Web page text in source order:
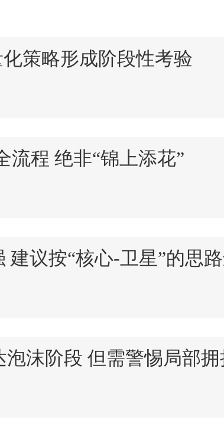
策略形成阶段性考验
流程 绝非“锦上添花”
议按“核心-卫星”的思
沫阶段 但需警惕局部